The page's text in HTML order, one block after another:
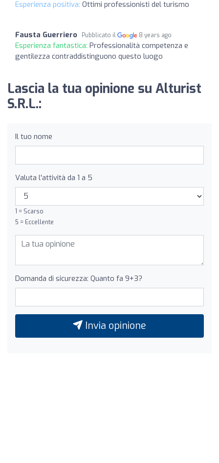
Esperienza positiva: Ottimi professionisti del turismo
Fausta Guerriero Pubblicato il 8 years ago
Esperienza fantastica: Professionalità competenza e
gentilezza contraddistinguono questo luogo
Lascia la tua opinione su Alturist
S.R.L.:
Il tuo nome
Valuta l'attività da 1 a 5
1 = Scarso
5 = Eccellente
Domanda di sicurezza: Quanto fa 9+3?
Invia opinione